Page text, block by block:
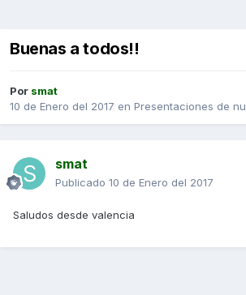
Buenas a todos!!
Por smat
10 de Enero del 2017 en Presentaciones de
smat
Publicado 10 de Enero del 2017
Saludos desde valencia